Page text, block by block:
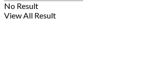
No Result
View All Result